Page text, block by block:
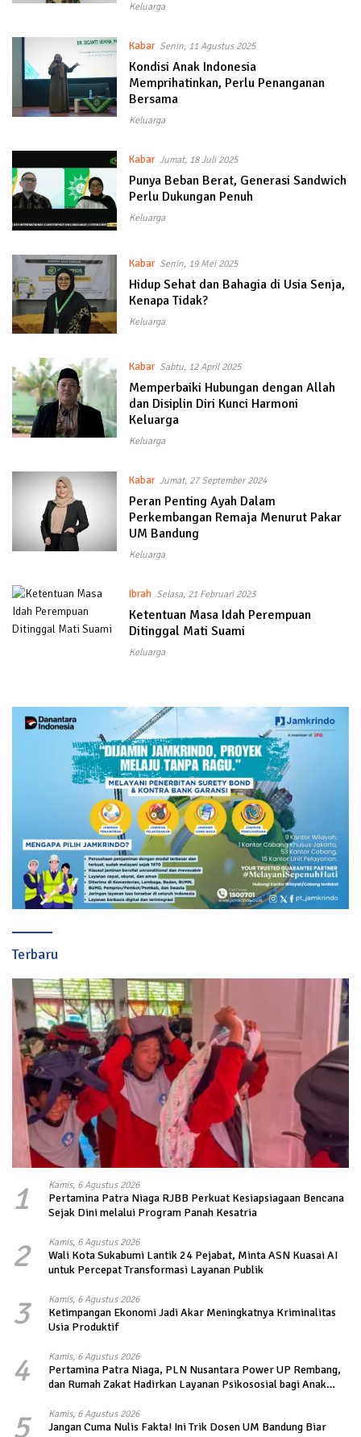
Keluarga
Kabar Senin, 11 Agustus 2025
Kondisi Anak Indonesia
Memprihatinkan, Perlu Penanganan
Bersama
Keluarga
Kabar Jumat, 18 Juli 2025
Punya Beban Berat, Generasi Sandwich
Perlu Dukungan Penuh
Keluarga
Kabar Senin, 19 Mei 2025
Hidup Sehat dan Bahagia di Usia Senja,
Kenapa Tidak?
Keluarga
Kabar Sabtu, 12 April 2025
Memperbaiki Hubungan dengan Allah
dan Disiplin Diri Kunci Harmoni
Keluarga
Keluarga
Kabar Jumat, 27 September 2024
Peran Penting Ayah Dalam
Perkembangan Remaja Menurut Pakar
UM Bandung
Keluarga
Ibrah Selasa, 21 Februari 2023
Ketentuan Masa Idah Perempuan
Ditinggal Mati Suami
Keluarga
Terbaru
1 Kamis, 6 Agustus 2026
Pertamina Patra Niaga RJBB Perkuat Kesiapsiagaan Bencana
Sejak Dini melalui Program Panah Kesatria
2 Kamis, 6 Agustus 2026
Wali Kota Sukabumi Lantik 24 Pejabat, Minta ASN Kuasai AI
untuk Percepat Transformasi Layanan Publik
3 Kamis, 6 Agustus 2026
Ketimpangan Ekonomi Jadi Akar Meningkatnya Kriminalitas
Usia Produktif
4 Kamis, 6 Agustus 2026
Pertamina Patra Niaga, PLN Nusantara Power UP Rembang,
dan Rumah Zakat Hadirkan Layanan Psikososial bagi Anak
5 Kamis, 6 Agustus 2026
Jangan Cuma Nulis Fakta! Ini Trik Dosen UM Bandung Biar